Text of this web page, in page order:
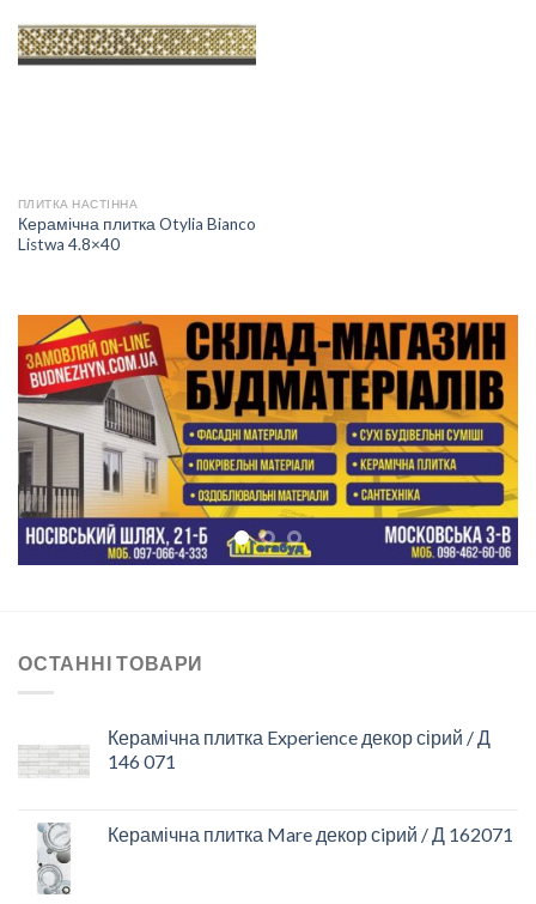
ДО
СПИСКУ
БАЖАНЬ
ПЛИТКА НАСТІННА
Керамічна плитка Otylia Bianco
Listwa 4.8×40
ОСТАННІ ТОВАРИ
Керамічна плитка Experience декор сірий / Д
146 071
Керамічна плитка Mare декор сiрий / Д 162071